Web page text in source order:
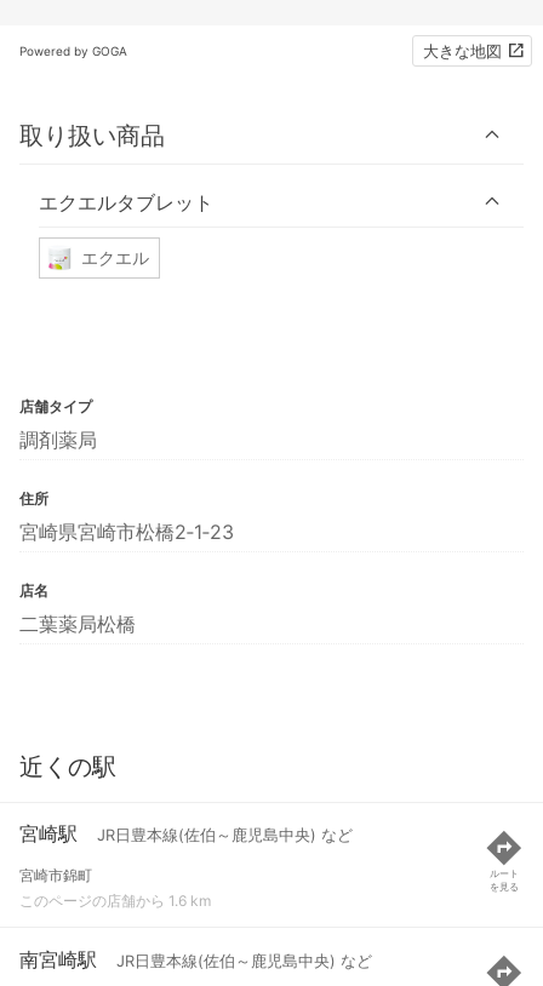
Powered by GOGA 大きな地図
取り扱い商品
エクエルタブレット
エクエル
店舗タイプ
調剤薬局
住所
宮崎県宮崎市松橋2‐1‐23
店名
二葉薬局松橋
近くの駅
宮崎駅 JR日豊本線(佐伯～鹿児島中央) など
宮崎市錦町
このページの店舗から 1.6 km
ルート
を見る
南宮崎駅 JR日豊本線(佐伯～鹿児島中央) など